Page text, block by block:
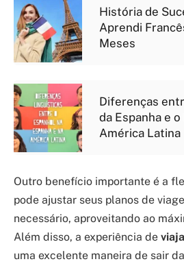
História de
Aprendi
Meses
Diferenças
da Espanha e
América Latina
Outro benefício importante é a
pode ajustar seus planos de
necessário, aproveitando ao
Além disso, a experiência de
uma excelente maneira de sair